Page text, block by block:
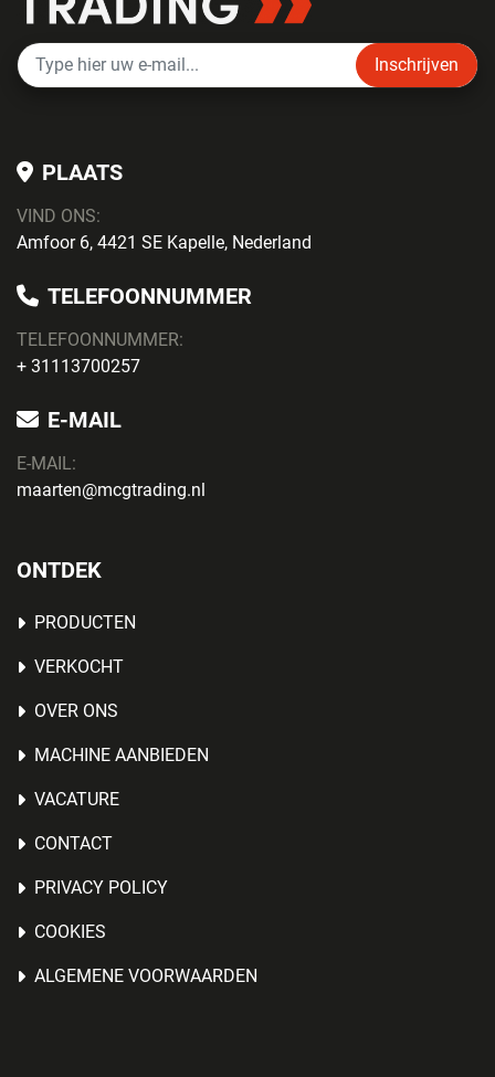
Inschrijven
PLAATS
VIND ONS:
Amfoor 6, 4421 SE Kapelle, Nederland
TELEFOONNUMMER
TELEFOONNUMMER:
+ 31113700257
E-MAIL
E-MAIL:
maarten@mcgtrading.nl
ONTDEK
PRODUCTEN
VERKOCHT
OVER ONS
MACHINE AANBIEDEN
VACATURE
CONTACT
PRIVACY POLICY
COOKIES
ALGEMENE VOORWAARDEN